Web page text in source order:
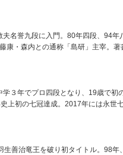
名誉九段に入門。80年四段、94年
康・森内との通称「島研」主宰。
３年でプロ四段となり、19歳で初
上初の七冠達成。2017年には永世
善治竜王を破り初タイトル。98年